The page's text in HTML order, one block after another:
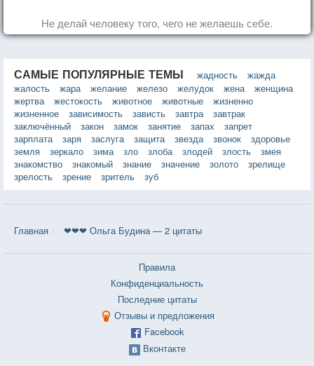
Не делай человеку того, чего не желаешь себе.
САМЫЕ ПОПУЛЯРНЫЕ ТЕМЫ жадность
жажда
жалость
жара желание железо желудок жена
женщина
жертва
жестокость животное животные
жизненно
жизненное
зависимость зависть завтра
завтрак
заключённый
закон замок занятие запах
запрет
зарплата
заря заслуга защита звезда звонок
здоровье
земля
зеркало зима зло злоба злодей злость
змея
знакомство
знакомый знание значение золото
зрелище
зрелость
зрение зритель зуб
Главная ❤❤❤ Ольга Будина — 2 цитаты
Правила
Конфиденциальность
Последние цитаты
Отзывы и предложения
Facebook
Вконтакте